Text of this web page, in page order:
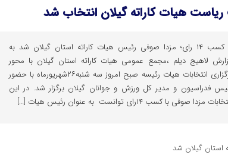
هیات کاراته گیلان انتخاب شد
با کسب ۱۴ رای؛ مزدا صوفی رئیس هیات کاراته استان گیلان شد به
لاهیج دیلم ،مجمع عمومی هیات کاراته استان گیلان با محور
برگزاری انتخابات هیات رئیسه صبح امروز سه شنبه٢۶شهریورماه با حضور
فدراسیون و مدیر کل ورزش و جوانان گیلان برگزار شد. در این
مزدا صوفی با کسب ١۴رای توانست به عنوان رئیس هیات […]